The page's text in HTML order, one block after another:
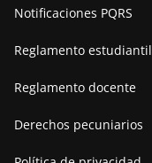
Notificaciones PQRS
Reglamento estudiantil
Reglamento docente
Derechos pecuniarios